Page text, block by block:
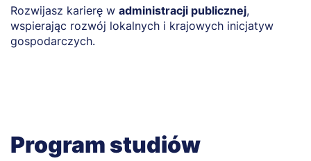
Rozwijasz karierę w administracji publicznej,
wspierając rozwój lokalnych i krajowych inicjatyw
gospodarczych.
Program studiów